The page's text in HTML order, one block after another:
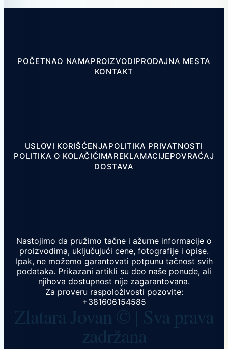
POČETNAO NAMAPROIZVODIPRODAJNA MESTA
KONTAKT
USLOVI KORIŠĆENJAPOLITIKA PRIVATNOSTI
POLITIKA O KOLAČIĆIMAREKLAMACIJEPOVRAĆAJ
DOSTAVA
Nastojimo da pružimo tačne i ažurne informacije o
proizvodima, uključujući cene, fotografije i opise.
Ipak, ne možemo garantovati potpunu tačnost svih
podataka. Prikazani artikli su deo naše ponude, ali
njihova dostupnost nije zagarantovana.
Za proveru raspoloživosti pozovite:
+381606154585
Zlatara Jovan © | Sva prava
zadržana